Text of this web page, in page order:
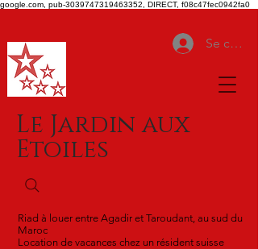
google.com, pub-3039747319463352, DIRECT, f08c47fec0942fa0
Se
Le Jardin aux
Etoiles
Riad à louer entre Agadir et Taroudant, au sud du
Maroc
Location de vacances chez un résident suisse